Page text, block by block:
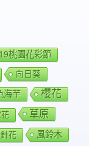
桃園花彩節
向日葵
海芋 櫻花
草原
花 風鈴木